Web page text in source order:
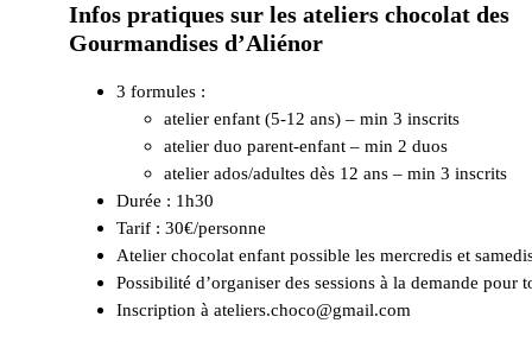
Infos pratiques sur les ateliers chocolat des
Gourmandises d’Aliénor
3 formules :
atelier enfant (5-12 ans) – min 3 inscrits
atelier duo parent-enfant – min 2 duos
atelier ados/adultes dès 12 ans – min 3 inscrits
Durée : 1h30
Tarif : 30€/personne
Atelier chocolat enfant possible les mercredis et
Possibilité d’organiser des sessions à la demande pour
Inscription à ateliers.choco@gmail.com